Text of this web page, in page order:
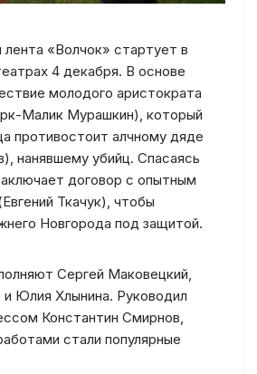
«Волчок» стартует в
4 декабря. В основе
молодого аристократа
Малик Мурашкин), который
противостоит алчному дяде
нанявшему убийц. Спасаясь
договор с опытным
Ткачук), чтобы
Новгорода под защитой.
Сергей Маковецкий,
Юлия Хлынина. Руководил
Константин Смирнов,
стали популярные